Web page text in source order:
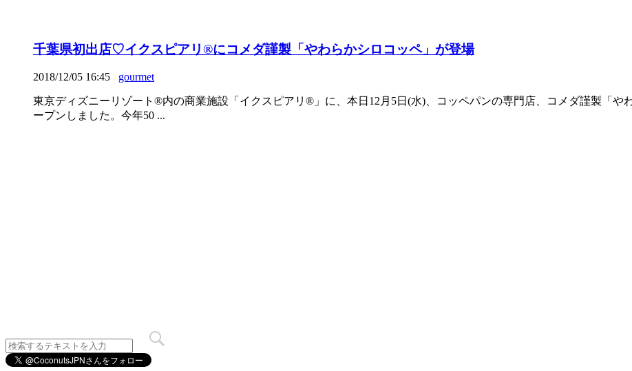
千葉県初出店♡イクスピアリ®にコメダ謹製「やわらかシロコッペ」が登場
2018/12/05 16:45 gourmet
東京ディズニーリゾート®内の商業施設「イクスピアリ®」に、本日12月5日(水)、コッペパンの専門店、コメダ謹製「や
ープンしました。今年50 ...